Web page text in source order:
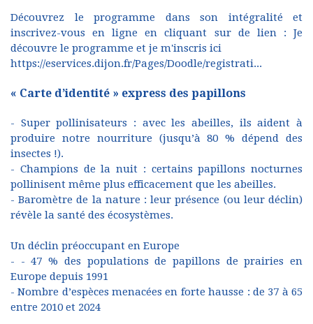
Découvrez le programme dans son intégralité et
inscrivez-vous en ligne en cliquant sur de lien : Je
découvre le programme et je m'inscris ici
https://eservices.dijon.fr/Pages/Doodle/registrati...
« Carte d’identité » express des papillons
- Super pollinisateurs : avec les abeilles, ils aident à
produire notre nourriture (jusqu’à 80 % dépend des
insectes !).
- Champions de la nuit : certains papillons nocturnes
pollinisent même plus efficacement que les abeilles.
- Baromètre de la nature : leur présence (ou leur déclin)
révèle la santé des écosystèmes.
Un déclin préoccupant en Europe
- - 47 % des populations de papillons de prairies en
Europe depuis 1991
- Nombre d’espèces menacées en forte hausse : de 37 à 65
entre 2010 et 2024